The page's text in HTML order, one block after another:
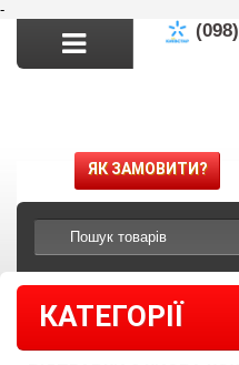
-
ЯК ЗАМОВИТИ?
КАТЕГОРІЇ